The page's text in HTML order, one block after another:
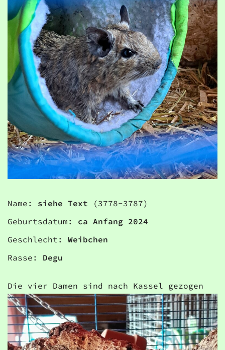
Name: siehe Text (3778-3787)
Geburtsdatum: ca Anfang 2024
Geschlecht: Weibchen
Rasse: Degu
Die vier Damen sind nach Kassel gezogen